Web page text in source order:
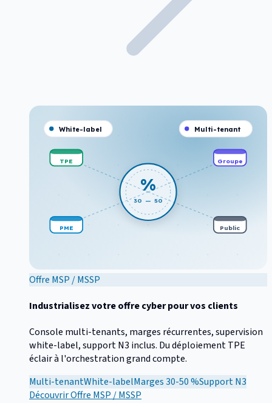
%
30 — 50
TPE
PME
Groupe
Public
White-label Multi-tenant
Offre MSP / MSSP
Industrialisez votre offre cyber pour vos clients
Console multi-tenants, marges récurrentes, supervision
white-label, support N3 inclus. Du déploiement TPE
éclair à l'orchestration grand compte.
Multi-tenantWhite-labelMarges 30-50 %Support N3
DécouvrirOffre MSP / MSSP